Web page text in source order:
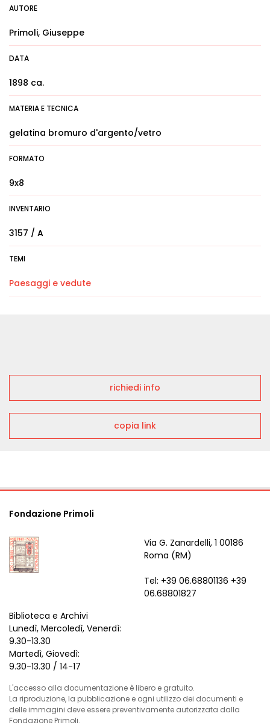
AUTORE
Primoli, Giuseppe
DATA
1898 ca.
MATERIA E TECNICA
gelatina bromuro d'argento/vetro
FORMATO
9x8
INVENTARIO
3157 / A
TEMI
Paesaggi e vedute
richiedi info
copia link
Fondazione Primoli
Via G. Zanardelli, 1 00186
Roma (RM)
Tel: +39 06.68801136 +39
06.68801827
Biblioteca e Archivi
Lunedì, Mercoledì, Venerdì:
9.30-13.30
Martedì, Giovedì:
9.30-13.30 / 14-17
L'accesso alla documentazione è libero e gratuito.
La riproduzione, la pubblicazione e ogni utilizzo dei documenti e
delle immagini deve essere preventivamente autorizzata dalla
Fondazione Primoli.